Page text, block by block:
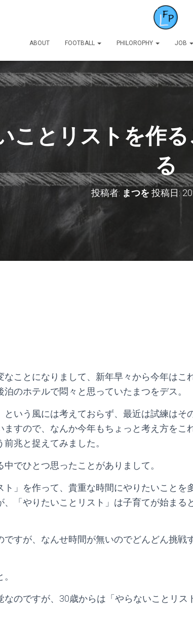
ABOUT FOOTBALL PHILOROPHY JOB
ことリストを作
る
投稿者: まつを 投稿日:
ことになりまして、新年早々から今年はこ
のホテルで悶々と思っていたまつをデス。
いう風には考えておらず、最近は試練はそ
すので、なんか今年もちょっと考え方をこ
兆と捉えてみました。
でひとつ思ったことがありまして。
」を作って、貴重な時間にやりたいことを
、「やりたいことリスト」は子育てが始まる
すが、なんせ時間が無いのでどんどん挑戦
のですが、30歳からは「やらないことリス